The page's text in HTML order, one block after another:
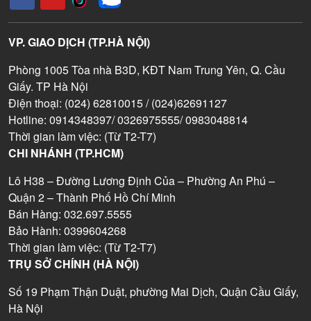
VP. GIAO DỊCH (TP.HÀ NỘI)
Phòng 1005 Tòa nhà B3D, KĐT Nam Trung Yên, Q. Cầu
Giấy. TP Hà Nội
Điện thoại: (024) 62810015 / (024)62691127
Hotline: 0914348397/ 0326975555/ 0983048814
Thời gian làm việc: (Từ T2-T7)
CHI NHÁNH (TP.HCM)
Lô H38 – Đường Lương Định Của – Phường An Phú –
Quận 2 – Thành Phố Hồ Chí Minh
Bán Hàng: 032.697.5555
Bảo Hành: 0399604268
Thời gian làm việc: (Từ T2-T7)
TRỤ SỞ CHÍNH (HÀ NỘI)
Số 19 Phạm Thận Duật, phường Mai Dịch, Quận Cầu Giấy,
Hà Nội